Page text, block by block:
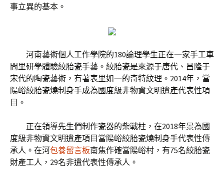
事立異的基本。
河南藝術個人工作學院的180論理學生正在一家手工車
間里研學體驗絞胎瓷手藝。絞胎瓷是來源于唐代、昌隆于
宋代的陶瓷藝術，有著表里如一的奇特紋理。2014年，當
陽峪絞胎瓷燒制身手成為國度級非物資文明遺產代表性項
目。
正在領導先生們制作瓷器的柴戰柱，在2018年景為國
度級非物資文明遺產項目當陽峪絞胎瓷燒制身手代表性傳
承人。在河包養留言板南焦作確當陽峪村，有75名絞胎瓷
財產工人，29名非遺代表性傳承人。